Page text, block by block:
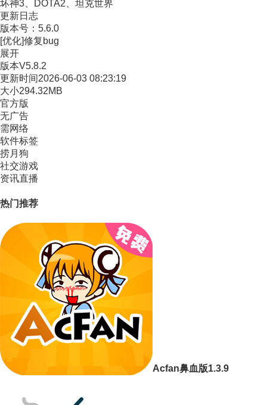
坏神3、DOTA2、坦克世界
更新日志
版本号：5.6.0
[优化]修复bug
展开
版本V5.8.2
更新时间2026-06-03 08:23:19
大小294.32MB
官方版
无广告
需网络
软件标签
捞月狗
社交游戏
资讯直播
热门推荐
Acfan鼻血版1.3.9